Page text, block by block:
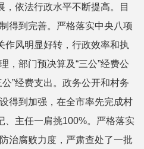
，依法行政水平不断提高。目
得到完善。严格落实中央八项
作风明显好转，行政效率和执
，部门预决算及“三公”经费公
”经费支出。政务公开和村务
得到加强，在全市率先完成村
、主任一肩挑100%。严格落实
治腐败力度，严肃查处了一批